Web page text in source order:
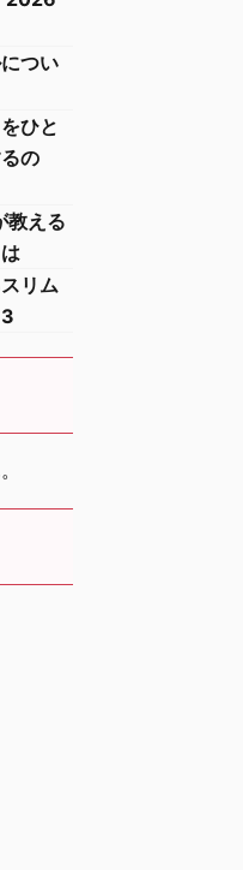
つい
ひと
の
教える
リム